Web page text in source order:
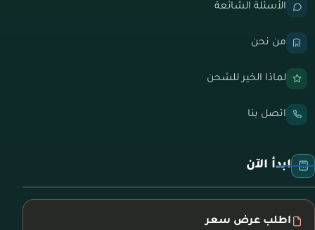
الأسئلة الشائعة
من نحن
لماذا الخير للشحن
اتصل بنا
ابدأ الآن
اطلب عرض سعر